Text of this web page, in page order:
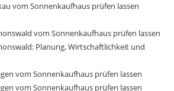
vom Sonnenkaufhaus prüfen lassen
vom Sonnenkaufhaus prüfen lassen
Planung, Wirtschaftlichkeit und
vom Sonnenkaufhaus prüfen lassen
vom Sonnenkaufhaus prüfen lassen